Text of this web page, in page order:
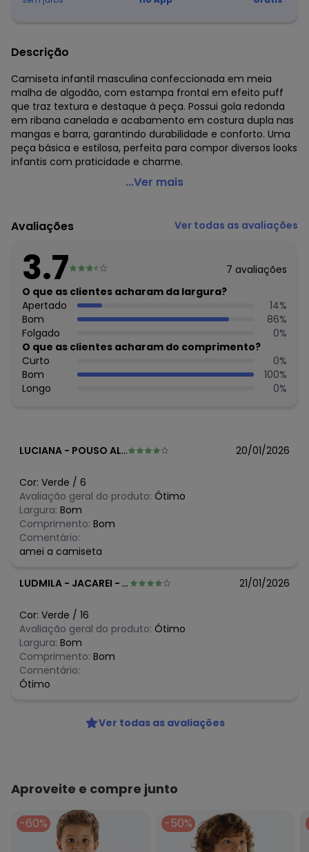
Descrição
Camiseta infantil masculina confeccionada em meia
malha de algodão, com estampa frontal em efeito puff
que traz textura e destaque à peça. Possui gola redonda
em ribana canelada e acabamento em costura dupla nas
mangas e barra, garantindo durabilidade e conforto. Uma
peça básica e estilosa, perfeita para compor diversos looks
infantis com praticidade e charme.
Quimby - Camiseta Menino Meia Malha Verde
Modelagem: Ampla
Comprimento da Manga: Curta
Cinto: Não acompanha
Decote Frente : Redondo
Decote Costas: Redondo
Fornecedor: MALHARIA CRISTINA LTDA / CNPJ
82.663.337/0001-43
Feito: Brasil
Cuidados para conservação do produto: Lavar máx. 40°C,
processo normal, com cores semelhantes. Não alvejar.
Secagem em tambor baixa (máx. 60°C). Ferro máx.
200°C. Não limpar a seco.
Histórico de preços
O preço apresentado abaixo é o menor oferecido em
algum dia do mês, para o menor tamanho disponível.
agosto/2026
julho/2026
junho/2026
maio/2026
R$ 27,96
fevereiro/2026 R$ 34,95
...Ver mais
Avaliações Ver todas as avaliações
3.7 7 avaliações
O que as clientes acharam da largura?
Apertado
14%
Bom
86%
Folgado
0%
O que as clientes acharam do comprimento?
Curto
0%
Bom
100%
Longo
0%
LUCIANA - POUSO ALEGRE - MG 20/01/2026
Cor: Verde / 6
Avaliação geral do produto: Ótimo
Largura: Bom
Comprimento: Bom
Comentário:
amei a camiseta
LUDMILA - JACAREI - SP 21/01/2026
Cor: Verde / 16
Avaliação geral do produto: Ótimo
Largura: Bom
Comprimento: Bom
Comentário:
Ótimo
Ver todas as avaliações
Aproveite e compre junto
-60% -50%